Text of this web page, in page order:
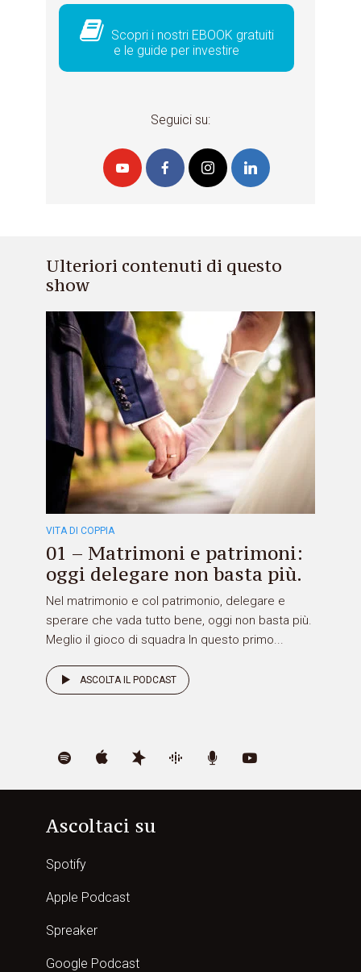
Scopri i nostri EBOOK gratuiti
e le guide per investire
Seguici su:
Ulteriori contenuti di questo
show
VITA DI COPPIA
01 – Matrimoni e patrimoni:
oggi delegare non basta più.
Nel matrimonio e col patrimonio, delegare e
sperare che vada tutto bene, oggi non basta più.
Meglio il gioco di squadra In questo primo...
ASCOLTA IL PODCAST
Ascoltaci su
Spotify
Apple Podcast
Spreaker
Google Podcast